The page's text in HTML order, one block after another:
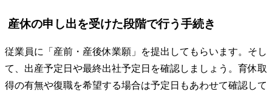
産休の申し出を受けた段階で行う手続き
従業員に「産前・産後休業願」を提出してもらいます。そし
て、出産予定日や最終出社予定日を確認しましょう。育休取
得の有無や復職を希望する場合は予定日もあわせて確認して